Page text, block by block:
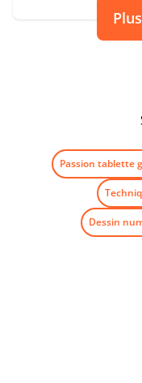
Passion tablette
Dessin